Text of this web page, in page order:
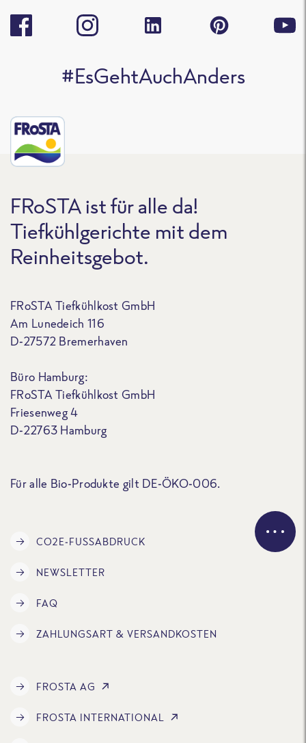
#EsGehtAuchAnders
FRoSTA ist für alle da!
Tiefkühlgerichte mit dem
Reinheitsgebot.
FRoSTA Tiefkühlkost GmbH
Am Lunedeich 116
D-27572 Bremerhaven
Büro Hamburg:
FRoSTA Tiefkühlkost GmbH
Friesenweg 4
D-22763 Hamburg
Für alle Bio-Produkte gilt DE-ÖKO-006.
CO2E-FUSSABDRUCK
NEWSLETTER
FAQ
ZAHLUNGSART & VERSANDKOSTEN
FROSTA AG
FROSTA INTERNATIONAL